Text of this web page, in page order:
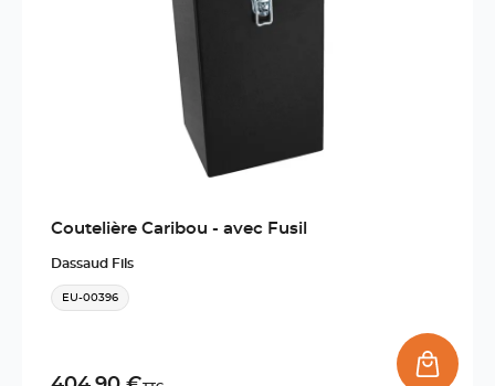
Coutelière Caribou - avec Fusil
Dassaud Fils
EU-00396